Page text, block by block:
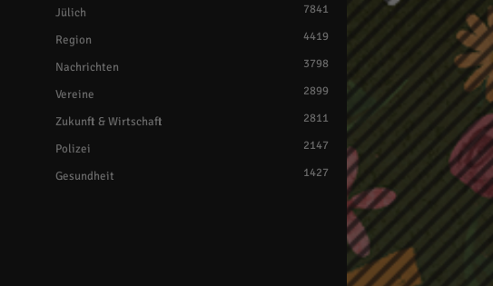
Jülich 7841
Region 4419
Nachrichten 3798
Vereine 2899
Zukunft & Wirtschaft 2811
Polizei 2147
Gesundheit 1427